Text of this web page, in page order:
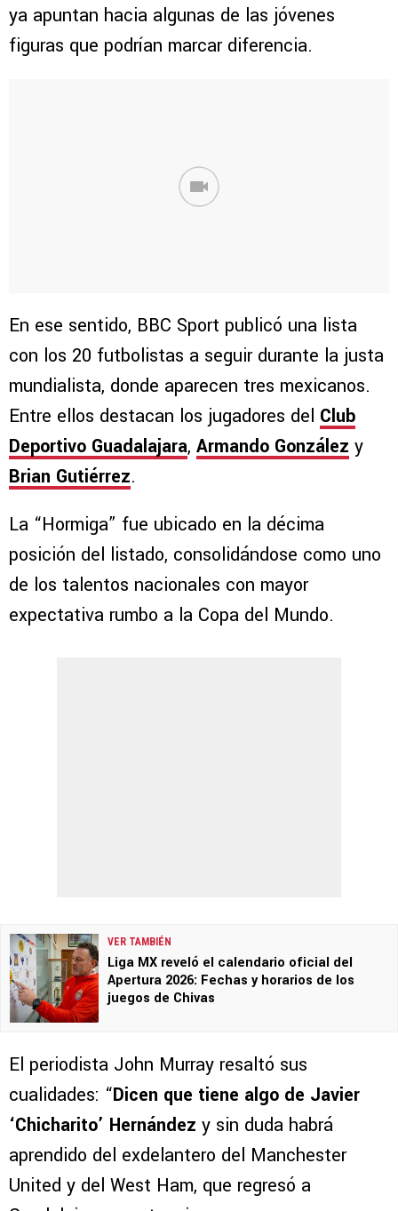
ya apuntan hacia algunas de las jóvenes
figuras que podrían marcar diferencia.
En ese sentido, BBC Sport publicó una lista
con los 20 futbolistas a seguir durante la justa
mundialista, donde aparecen tres mexicanos.
Entre ellos destacan los jugadores del Club
Deportivo Guadalajara, Armando González y
Brian Gutiérrez.
La “Hormiga” fue ubicado en la décima
posición del listado, consolidándose como uno
de los talentos nacionales con mayor
expectativa rumbo a la Copa del Mundo.
VER TAMBIÉN
Liga MX reveló el calendario oficial del
Apertura 2026: Fechas y horarios de los
juegos de Chivas
El periodista John Murray resaltó sus
cualidades: “Dicen que tiene algo de Javier
‘Chicharito’ Hernández y sin duda habrá
aprendido del exdelantero del Manchester
United y del West Ham, que regresó a